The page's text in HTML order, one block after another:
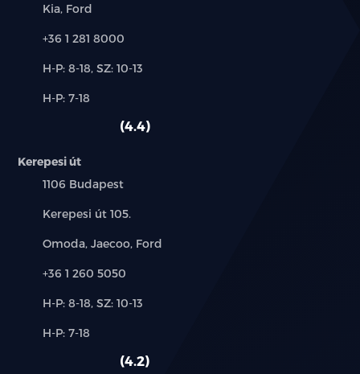
fényszóró magasságállítás
függönylégzsák
fűthető első ülés
fűthető tükör
GPS (navigáció)
holttér-figyelő rendszer
indításgátló (immobiliser)
Márkák:
Kia, Ford
Telefon:
+36 1 281 8000
Új-
használt
H-P: 8-18, SZ: 10-13
Alkatrész,
H-P: 7-18
4.4
Kerepesi út
Település:
1106 Budapest
Cím:
Kerepesi út 105.
Márkák:
Omoda, Jaecoo, Ford
Telefon:
+36 1 260 5050
Új-
használt
H-P: 8-18, SZ: 10-13
Alkatrész,
H-P: 7-18
4.2